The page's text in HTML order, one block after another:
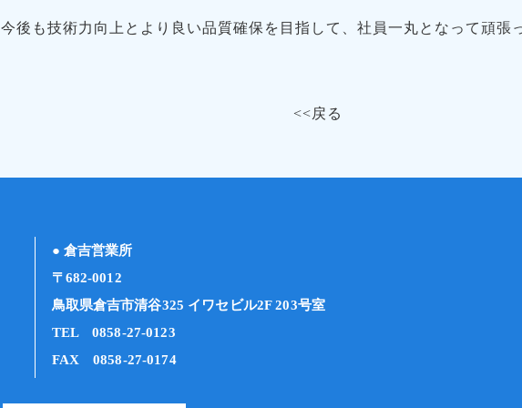
今後も技術力向上とより良い品質確保を目指して、社員一丸となって頑張
<<戻る
● 倉吉営業所
〒682-0012
鳥取県倉吉市清谷325 イワセビル2F 203号室
TEL 0858-27-0123
FAX 0858-27-0174